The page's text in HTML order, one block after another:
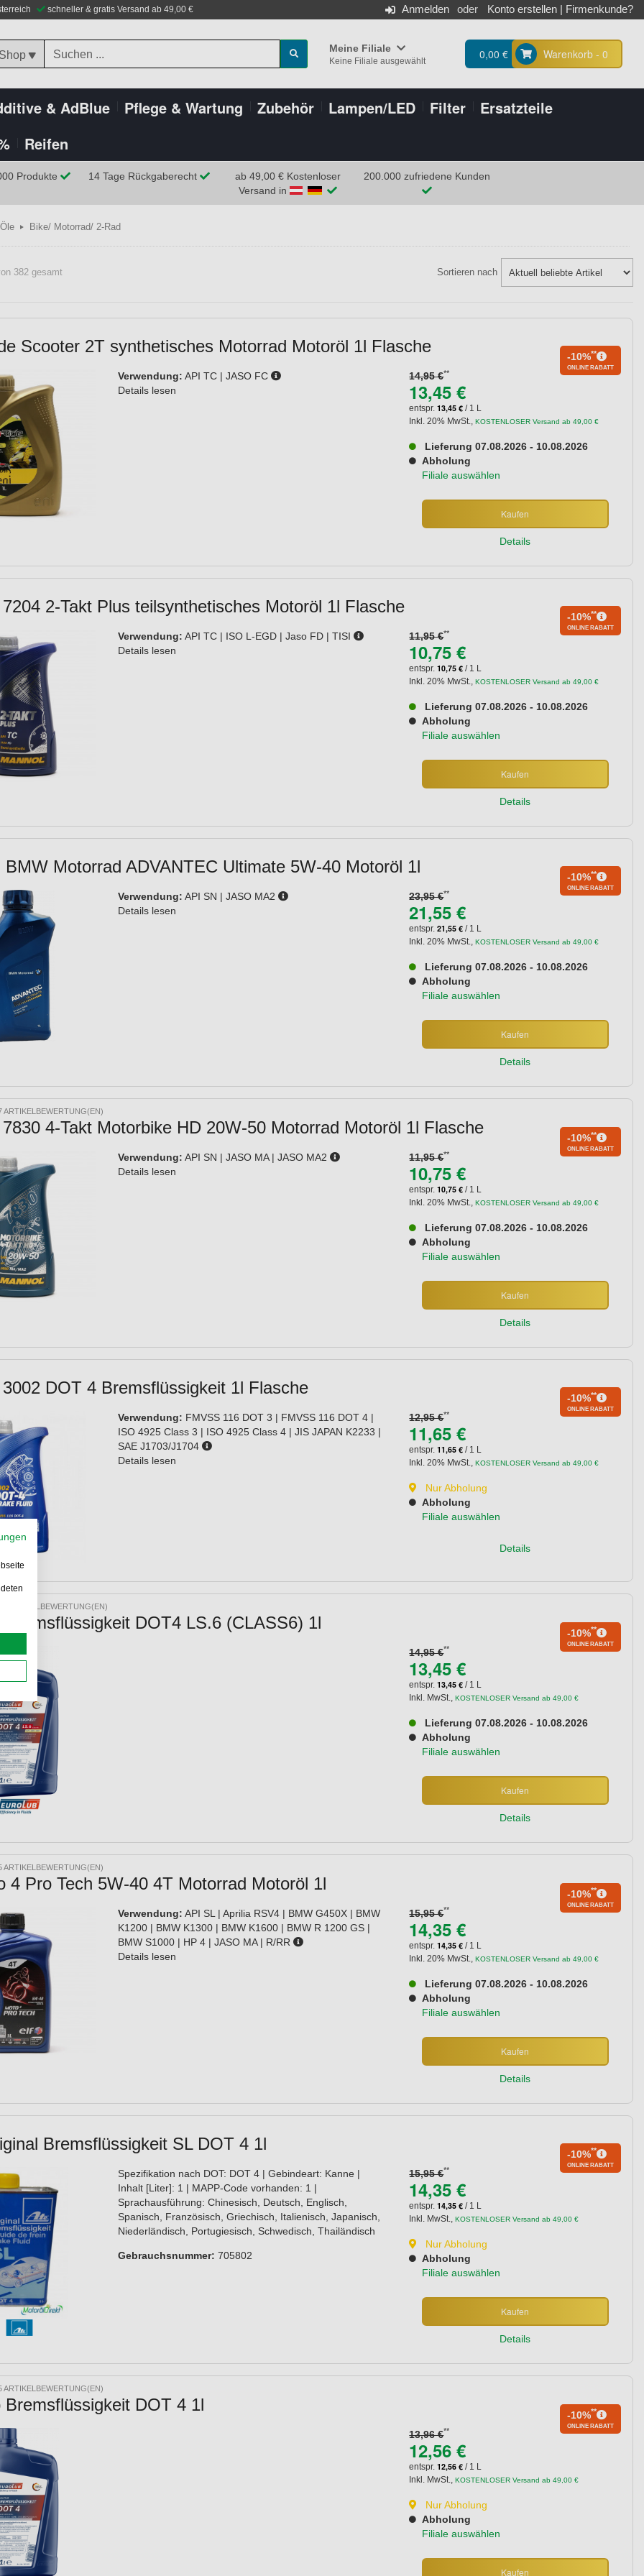
schneller & gratis Versand ab 49,00 € Anmelden Konto erstellen | Firmenkunde?
Meine Filiale
Keine Filiale ausgewählt 0,00 € Warenkorb - 0
& AdBlue Pflege & Wartung Zubehör Lampen/LED Filter
Ersatzteile
Reifen
Produkte 14 Tage Rückgaberecht
ab 49,00 € Kostenloser
Versand in
200.000 zufriedene Kunden
Öle Bike/ Motorrad/ 2-Rad
382 gesamt Sortieren nach
Scooter 2T synthetisches Motorrad Motoröl 1l Flasche
Verwendung: API TC | JASO FC
Details lesen
14,95 €**
-10%**
ONLINE RABATT
13,45 €
entspr.13,45 € / 1 L
Inkl. 20% MwSt.,KOSTENLOSER Versand ab 49,00 €
Lieferung 07.08.2026 - 10.08.2026
Abholung
Filiale auswählen
Kaufen
Details
2-Takt Plus teilsynthetisches Motoröl 1l Flasche
Verwendung: API TC | ISO L-EGD | Jaso FD | TISI
Details lesen
11,95 €**
-10%**
ONLINE RABATT
10,75 €
entspr.10,75 € / 1 L
Inkl. 20% MwSt.,KOSTENLOSER Versand ab 49,00 €
Lieferung 07.08.2026 - 10.08.2026
Abholung
Filiale auswählen
Kaufen
Details
BMW Motorrad ADVANTEC Ultimate 5W-40 Motoröl 1l
Verwendung: API SN | JASO MA2
Details lesen
23,95 €**
-10%**
ONLINE RABATT
21,55 €
entspr.21,55 € / 1 L
Inkl. 20% MwSt.,KOSTENLOSER Versand ab 49,00 €
Lieferung 07.08.2026 - 10.08.2026
Abholung
Filiale auswählen
Kaufen
Details
ARTIKELBEWERTUNG(EN)
4-Takt Motorbike HD 20W-50 Motorrad Motoröl 1l Flasche
Verwendung: API SN | JASO MA | JASO MA2
Details lesen
11,95 €**
-10%**
ONLINE RABATT
10,75 €
entspr.10,75 € / 1 L
Inkl. 20% MwSt.,KOSTENLOSER Versand ab 49,00 €
Lieferung 07.08.2026 - 10.08.2026
Abholung
Filiale auswählen
Kaufen
Details
DOT 4 Bremsflüssigkeit 1l Flasche
Verwendung: FMVSS 116 DOT 3 | FMVSS 116 DOT 4 |
ISO 4925 Class 3 | ISO 4925 Class 4 | JIS JAPAN K2233 |
SAE J1703/J1704
Details lesen
12,95 €**
-10%**
ONLINE RABATT
11,65 €
entspr.11,65 € / 1 L
Inkl. 20% MwSt.,KOSTENLOSER Versand ab 49,00 €
Nur Abholung
Abholung
Filiale auswählen
Details
10 ARTIKELBEWERTUNG(EN)
Bremsflüssigkeit DOT4 LS.6 (CLASS6) 1l
14,95 €**
-10%**
ONLINE RABATT
13,45 €
entspr.13,45 € / 1 L
Inkl. MwSt.
,KOSTENLOSER Versand ab 49,00 €
Lieferung 07.08.2026 - 10.08.2026
Abholung
Filiale auswählen
Kaufen
Details
ARTIKELBEWERTUNG(EN)
4 Pro Tech 5W-40 4T Motorrad Motoröl 1l
Verwendung: API SL | Aprilia RSV4 | BMW G450X | BMW
K1200 | BMW K1300 | BMW K1600 | BMW R 1200 GS |
BMW S1000 | HP 4 | JASO MA | R/RR
Details lesen
15,95 €**
-10%**
ONLINE RABATT
14,35 €
entspr.14,35 € / 1 L
Inkl. 20% MwSt.
,KOSTENLOSER Versand ab 49,00 €
Lieferung 07.08.2026 - 10.08.2026
Abholung
Filiale auswählen
Kaufen
Details
Bremsflüssigkeit SL DOT 4 1l
Spezifikation nach DOT: DOT 4 | Gebindeart: Kanne |
Inhalt [Liter]: 1 | MAPP-Code vorhanden: 1 |
Sprachausführung: Chinesisch, Deutsch, Englisch,
Spanisch, Französisch, Griechisch, Italienisch, Japanisch,
Niederländisch, Portugiesisch, Schwedisch, Thailändisch
Gebrauchsnummer: 705802
15,95 €**
-10%**
ONLINE RABATT
14,35 €
entspr.14,35 € / 1 L
Inkl. MwSt.
,KOSTENLOSER Versand ab 49,00 €
Nur Abholung
Abholung
Filiale auswählen
Kaufen
Details
ARTIKELBEWERTUNG(EN)
Bremsflüssigkeit DOT 4 1l
13,96 €**
-10%**
ONLINE RABATT
12,56 €
entspr.12,56 € / 1 L
Inkl. MwSt.
,KOSTENLOSER Versand ab 49,00 €
Nur Abholung
Abholung
Filiale auswählen
Kaufen